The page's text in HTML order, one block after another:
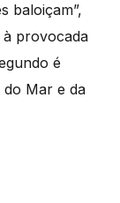
baloiçam”,
à provocada
é
do Mar e da